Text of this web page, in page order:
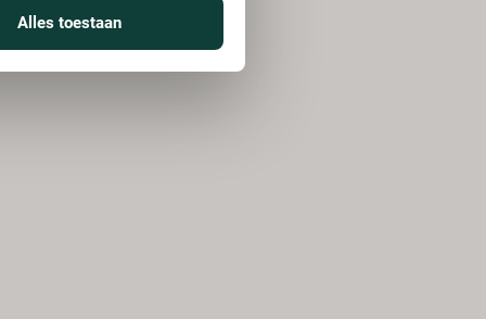
Alles toestaan